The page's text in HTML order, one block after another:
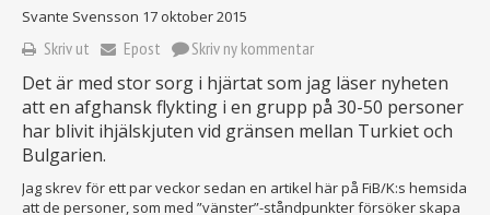
Svante Svensson 17 oktober 2015
Skriv ut Epost Skriv ny kommentar
Det är med stor sorg i hjärtat som jag läser nyheten
att en afghansk flykting i en grupp på 30-50 personer
har blivit ihjälskjuten vid gränsen mellan Turkiet och
Bulgarien.
Jag skrev för ett par veckor sedan en artikel här på FiB/K:s hemsida
att de personer, som med ”vänster”-ståndpunkter försöker skapa